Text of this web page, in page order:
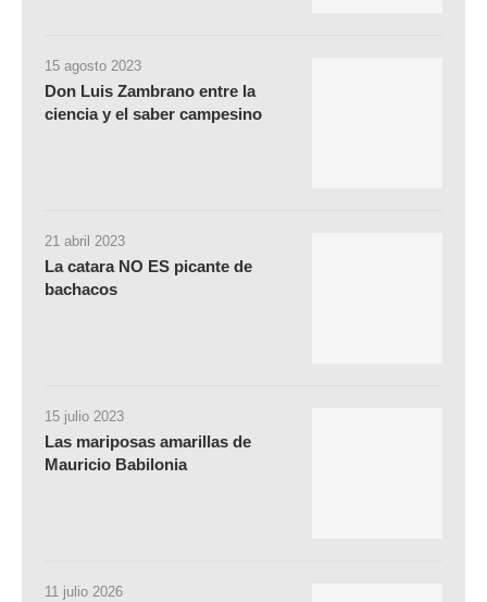
15 agosto 2023
Don Luis Zambrano entre la
ciencia y el saber campesino
21 abril 2023
La catara NO ES picante de
bachacos
15 julio 2023
Las mariposas amarillas de
Mauricio Babilonia
11 julio 2026